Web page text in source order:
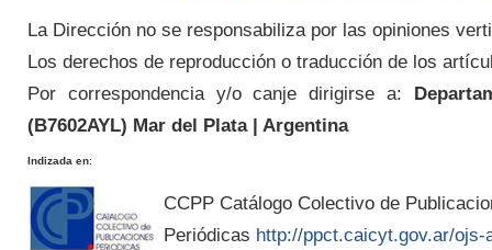
La Dirección no se responsabiliza por las opiniones
Los derechos de reproducción o traducción de los
Por correspondencia y/o canje dirigirse a:
(B7602AYL) Mar del Plata | Argentina
Indizada en:
CCPP Catálogo Colectivo de
Periódicas http://ppct.caicyt.gov.ar/ojs-